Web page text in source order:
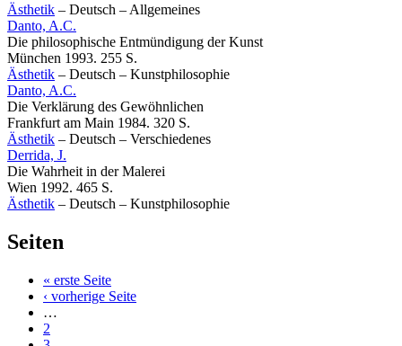
Ästhetik – Deutsch – Allgemeines
Danto, A.C.
Die philosophische Entmündigung der Kunst
München 1993. 255 S.
Ästhetik – Deutsch – Kunstphilosophie
Danto, A.C.
Die Verklärung des Gewöhnlichen
Frankfurt am Main 1984. 320 S.
Ästhetik – Deutsch – Verschiedenes
Derrida, J.
Die Wahrheit in der Malerei
Wien 1992. 465 S.
Ästhetik – Deutsch – Kunstphilosophie
Seiten
« erste Seite
‹ vorherige Seite
…
2